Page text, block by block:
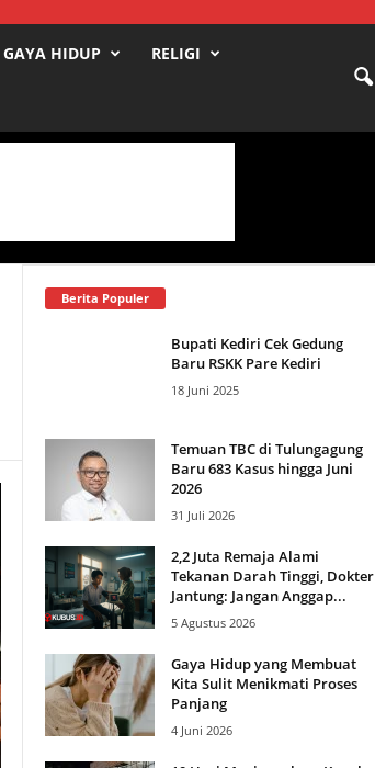
GAYA HIDUP RELIGI
Berita Populer
Bupati Kediri Cek Gedung
Baru RSKK Pare Kediri
18 Juni 2025
Temuan TBC di Tulungagung
Baru 683 Kasus hingga Juni
2026
31 Juli 2026
2,2 Juta Remaja Alami
Tekanan Darah Tinggi, Dokter
Jantung: Jangan Anggap...
5 Agustus 2026
Gaya Hidup yang Membuat
Kita Sulit Menikmati Proses
Panjang
4 Juni 2026